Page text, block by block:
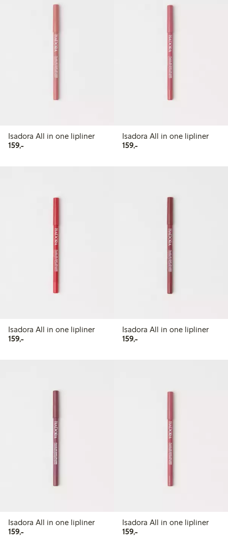
Isadora All in one lipliner
159,-159,00 kr
Isadora All in one lipliner
159,-159,00 kr
Isadora All in one lipliner
159,-159,00 kr
Isadora All in one lipliner
159,-159,00 kr
Isadora All in one lipliner
159,-159,00 kr
Isadora All in one lipliner
159,-159,00 kr